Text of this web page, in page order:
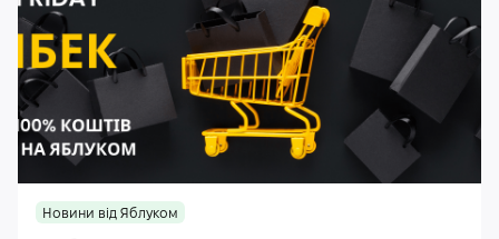
Новини від Яблуком